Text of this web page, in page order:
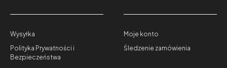
Wysyłka
Polityka Prywatności i
Bezpieczeństwa
Moje konto
Śledzenie zamówienia